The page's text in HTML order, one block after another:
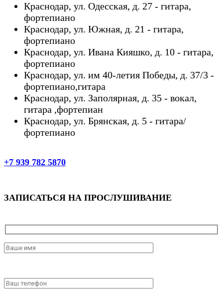
Краснодар, ул. Одесская, д. 27 - гитара,
фортепиано
Краснодар, ул. Южная, д. 21 - гитара,
фортепиано
Краснодар, ул. Ивана Кияшко, д. 10 - гитара,
фортепиано
Краснодар, ул. им 40-летия Победы, д. 37/3 -
фортепиано,гитара
Краснодар, ул. Заполярная, д. 35 - вокал,
гитара ,фортепиан
Краснодар, ул. Брянская, д. 5 - гитара/
фортепиано
+7 939 782 5870
ЗАПИСАТЬСЯ НА ПРОСЛУШИВАНИЕ